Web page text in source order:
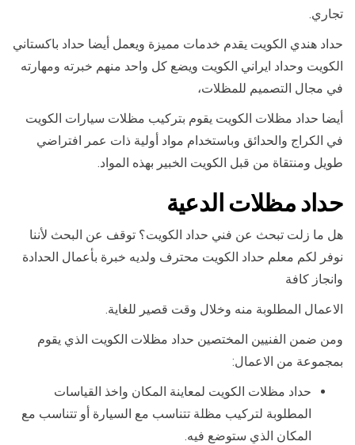
تجاري.
حداد هندي الكويت يقدم خدمات مميزة ويعمل أيضا حداد باكستاني
الكويت وحداد ايراني الكويت ويضع كل واحد منهم خبرته ومهارته
في مجال التصميم للمظلات،
أيضا حداد مظلات الكويت يقوم بتركيب مظلات سيارات الكويت
في الكراج والحدائق وباستخدام مواد أولية ذات عمر افتراضي
طويل ومنتقاة من قبل الكويت الخبير بهذه المواد.
حداد مظلات الدعية
هل ما زلت تبحث عن فني حداد الكويت؟ توقف عن البحث لأننا
نوفر لكم معلم حداد الكويت محترف ولديه خبرة بأعمال الحدادة
وانجاز كافة
الاعمال المطلوبة منه وخلال وقت قصير للغاية.
ومن ضمن الفنيين المختصين حداد مظلات الكويت الذي يقوم
بمجموعة من الاعمال:
حداد مظلات الكويت لمعاينة المكان واخذ القياسات
المطلوبة لتركيب مظلة تتناسب مع السيارة أو تتناسب مع
المكان الذي ستوضع فيه.